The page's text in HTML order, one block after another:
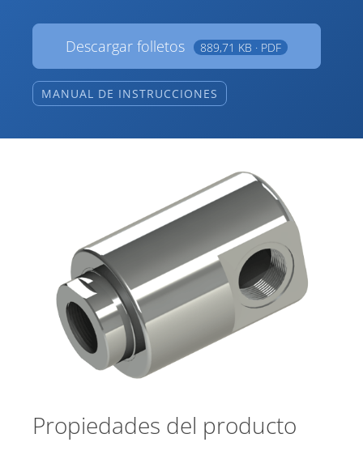
Descargar folletos 889,71 KB · PDF
MANUAL DE INSTRUCCIONES
Propiedades del producto